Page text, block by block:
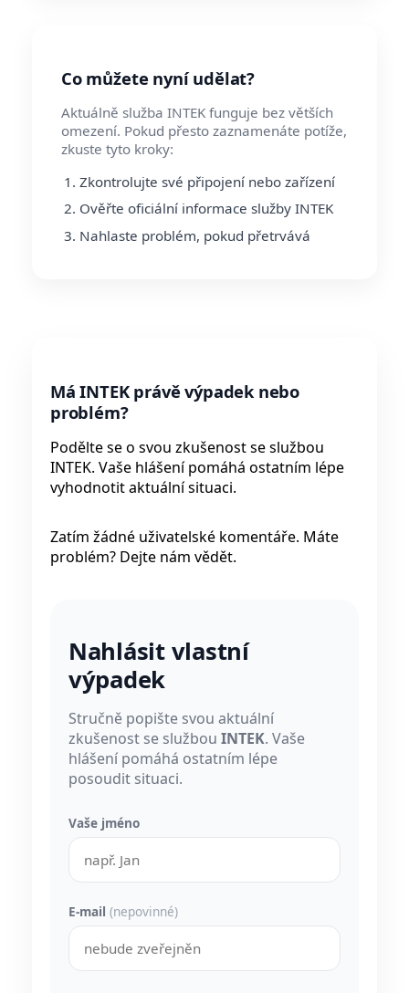
Co můžete nyní udělat?
Aktuálně služba INTEK funguje bez větších
omezení. Pokud přesto zaznamenáte potíže,
zkuste tyto kroky:
Zkontrolujte své připojení nebo zařízení
Ověřte oficiální informace služby INTEK
Nahlaste problém, pokud přetrvává
Má INTEK právě výpadek nebo
problém?
Podělte se o svou zkušenost se službou
INTEK. Vaše hlášení pomáhá ostatním lépe
vyhodnotit aktuální situaci.
Zatím žádné uživatelské komentáře. Máte
problém? Dejte nám vědět.
Nahlásit vlastní
výpadek
Stručně popište svou aktuální
zkušenost se službou INTEK. Vaše
hlášení pomáhá ostatním lépe
posoudit situaci.
Vaše jméno
E-mail (nepovinné)